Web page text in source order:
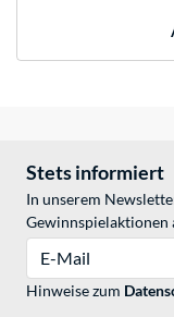
Stets informiert
In unserem
Gewinnspielaktionen
Hinweise zum